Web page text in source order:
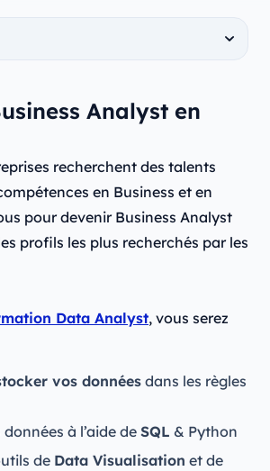
Analyst en
recherchent des talents
en Business et en
pour devenir Business Analyst
profils les plus recherchés par les
Data Analyst, vous serez
vos données dans les règles
à l’aide deSQL & Python
de Data Visualisation et de